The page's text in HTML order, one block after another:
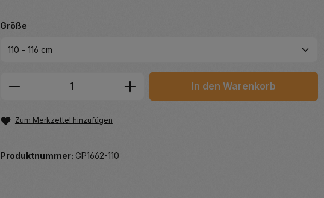
Größeauswählen
Produkt Anzahl: Gib den gewünschten Wert
In den Warenkorb
Zum Merkzettel hinzufügen
Produktnummer: GP1662-110